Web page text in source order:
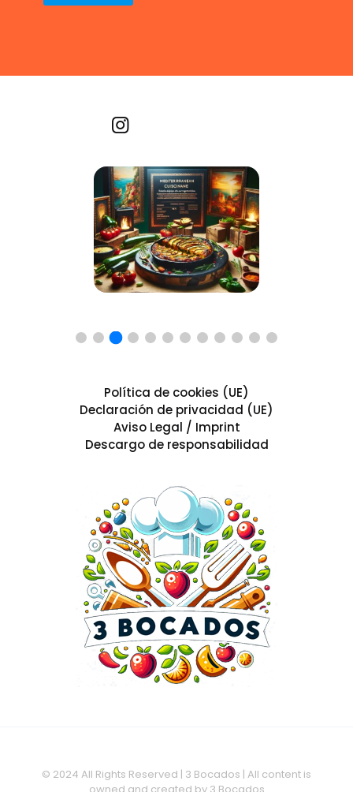
Política de cookies (UE)
Declaración de privacidad (UE)
Aviso Legal / Imprint
Descargo de responsabilidad
© 2024 All Rights Reserved | 3 Bocados | All content is